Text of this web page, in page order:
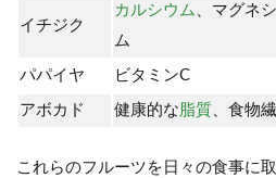
イチジク
カルシウム
、マグネ
ム
パパイヤ ビタミンC
アボカド 健康的な 脂質 、食物
これらのフルーツを日々の食事に